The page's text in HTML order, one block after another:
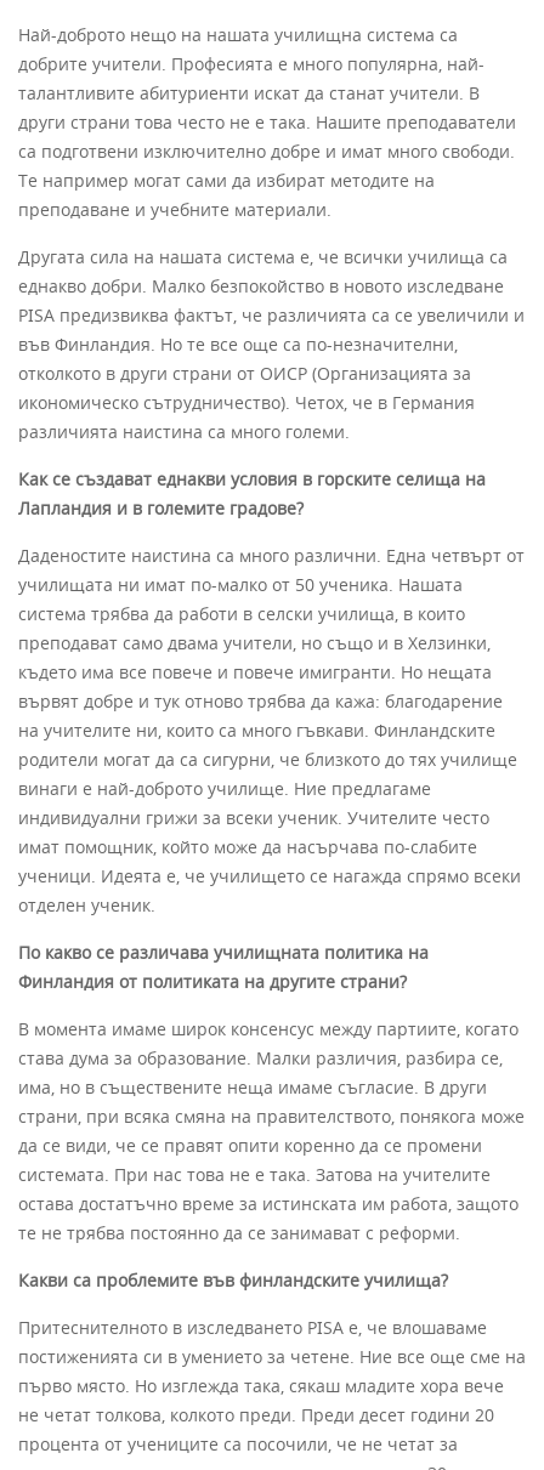
Най-доброто нещо на нашата училищна система са
добрите учители. Професията е много популярна, най-
талантливите абитуриенти искат да станат учители. В
други страни това често не е така. Нашите преподаватели
са подготвени изключително добре и имат много свободи.
Те например могат сами да избират методите на
преподаване и учебните материали.
Другата сила на нашата система е, че всички училища са
еднакво добри. Малко безпокойство в новото изследване
PISA предизвиква фактът, че различията са се увеличили и
във Финландия. Но те все още са по-незначителни,
отколкото в други страни от ОИСР (Организацията за
икономическо сътрудничество). Четох, че в Германия
различията наистина са много големи.
Как се създават еднакви условия в горските селища на
Лапландия и в големите градове?
Даденостите наистина са много различни. Една четвърт от
училищата ни имат по-малко от 50 ученика. Нашата
система трябва да работи в селски училища, в които
преподават само двама учители, но също и в Хелзинки,
където има все повече и повече имигранти. Но нещата
вървят добре и тук отново трябва да кажа: благодарение
на учителите ни, които са много гъвкави. Финландските
родители могат да са сигурни, че близкото до тях училище
винаги е най-доброто училище. Ние предлагаме
индивидуални грижи за всеки ученик. Учителите често
имат помощник, който може да насърчава по-слабите
ученици. Идеята е, че училището се нагажда спрямо всеки
отделен ученик.
По какво се различава училищната политика на
Финландия от политиката на другите страни?
В момента имаме широк консенсус между партиите, когато
става дума за образование. Малки различия, разбира се,
има, но в съществените неща имаме съгласие. В други
страни, при всяка смяна на правителството, понякога може
да се види, че се правят опити коренно да се промени
системата. При нас това не е така. Затова на учителите
остава достатъчно време за истинската им работа, защото
те не трябва постоянно да се занимават с реформи.
Какви са проблемите във финландските училища?
Притеснителното в изследването PISA е, че влошаваме
постиженията си в умението за четене. Ние все още сме на
първо място. Но изглежда така, сякаш младите хора вече
не четат толкова, колкото преди. Преди десет години 20
процента от учениците са посочили, че не четат за